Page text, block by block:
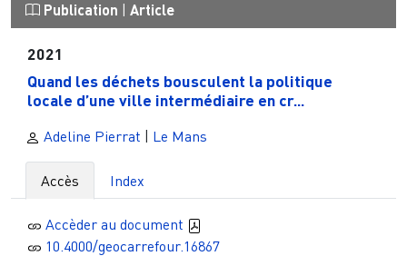
Publication Article
2021
Quand les déchets bousculent la politique
locale d’une ville intermédiaire en cr...
Adeline Pierrat | Le Mans
Accès Index
Accèder au document
10.4000/geocarrefour.16867